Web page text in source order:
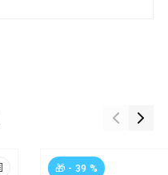
🎁 - 39 %